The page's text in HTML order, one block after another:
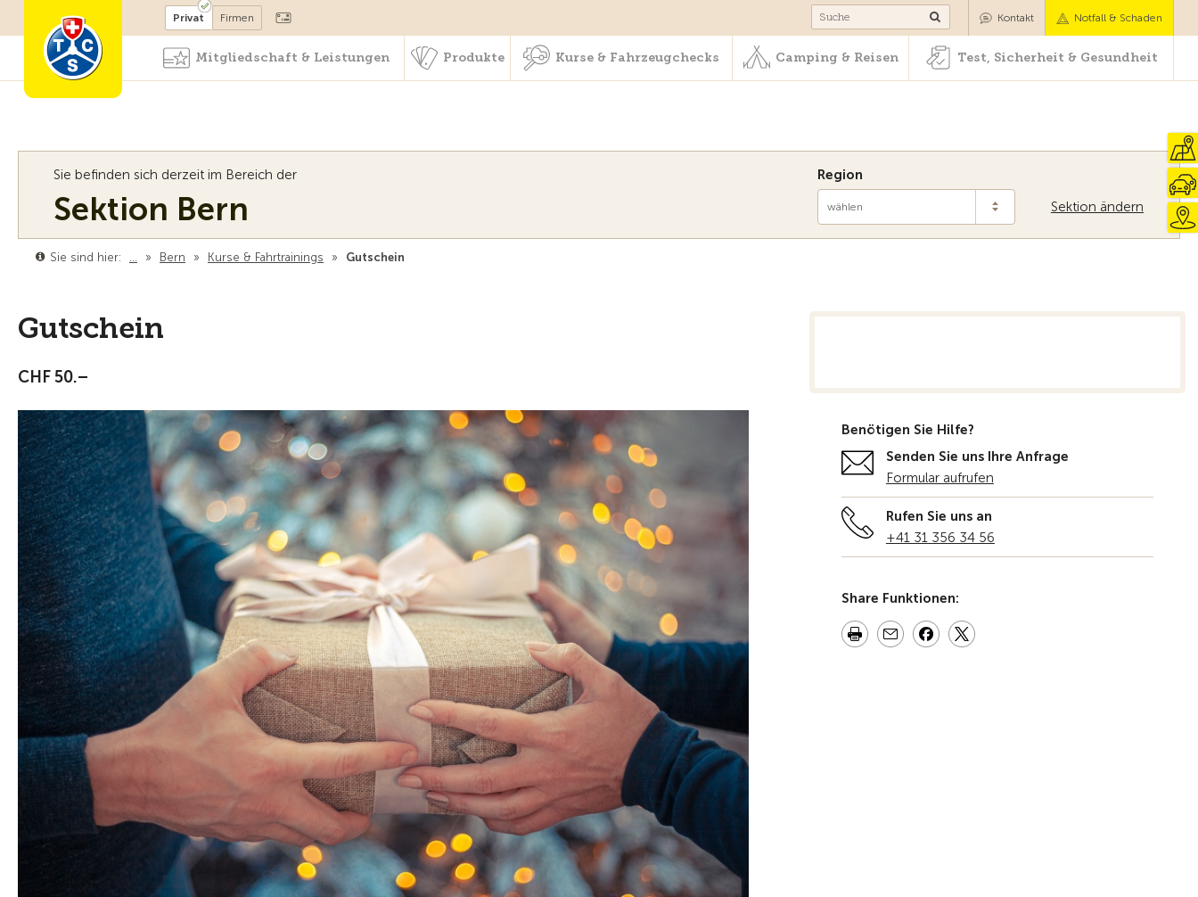
Mitglied werden Camping & Reisen Test, Sicherheit & Gesundheit
Privat Firmen Kontakt Notfall & Schaden
Mitgliedschaft & Leistungen Produkte Kurse & Fahrzeugchecks Camping & Reisen Test, Sicherheit & Gesundheit
Sie befinden sich derzeit im Bereich der
Sektion Bern Sektion ändern
Region
wählen
Sie sind hier: … » Bern » Kurse & Fahrtrainings » Gutschein
Gutschein
CHF 50.–
Benötigen Sie Hilfe?
Senden Sie uns Ihre Anfrage
Formular aufrufen
Rufen Sie uns an
+41 31 356 34 56
Share Funktionen: